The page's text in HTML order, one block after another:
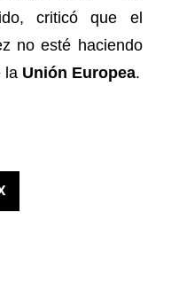
criticó que el
no esté haciendo
la Unión Europea.